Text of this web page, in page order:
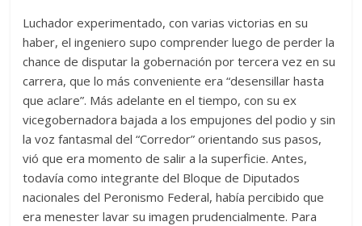
Luchador experimentado, con varias victorias en su
haber, el ingeniero supo comprender luego de perder la
chance de disputar la gobernación por tercera vez en su
carrera, que lo más conveniente era “desensillar hasta
que aclare”. Más adelante en el tiempo, con su ex
vicegobernadora bajada a los empujones del podio y sin
la voz fantasmal del “Corredor” orientando sus pasos,
vió que era momento de salir a la superficie. Antes,
todavía como integrante del Bloque de Diputados
nacionales del Peronismo Federal, había percibido que
era menester lavar su imagen prudencialmente. Para